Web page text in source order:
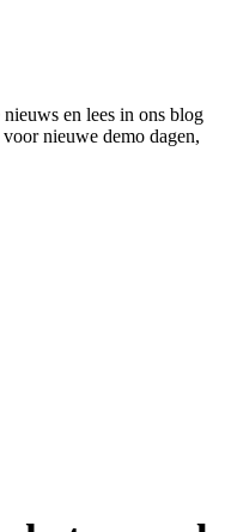
en lees in ons blog
voor nieuwe demo dagen,